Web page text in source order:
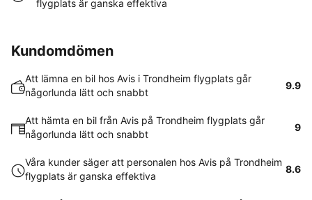
flygplats är ganska effektiva
Kundomdömen
Att lämna en bil hos Avis i Trondheim flygplats går
någorlunda lätt och snabbt
9.9
Att hämta en bil från Avis på Trondheim flygplats går
någorlunda lätt och snabbt
9
Våra kunder säger att personalen hos Avis på Trondheim
flygplats är ganska effektiva
8.6